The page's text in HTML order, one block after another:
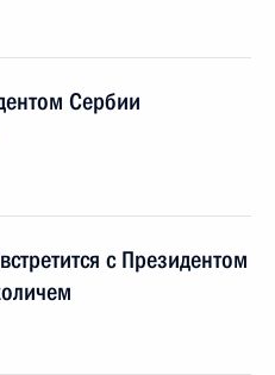
Сербии
с Президентом